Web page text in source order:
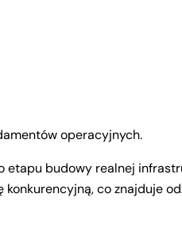
operacyjnych.
etapu budowy realnej
co znajduje